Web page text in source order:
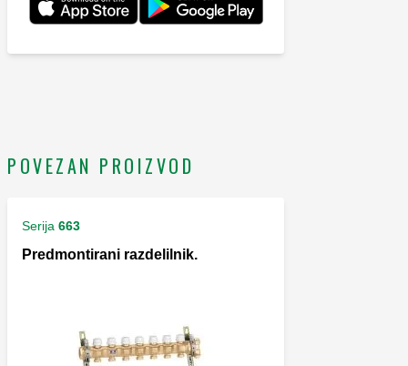
POVEZAN PROIZVOD
Serija 663
Predmontirani razdelilnik.